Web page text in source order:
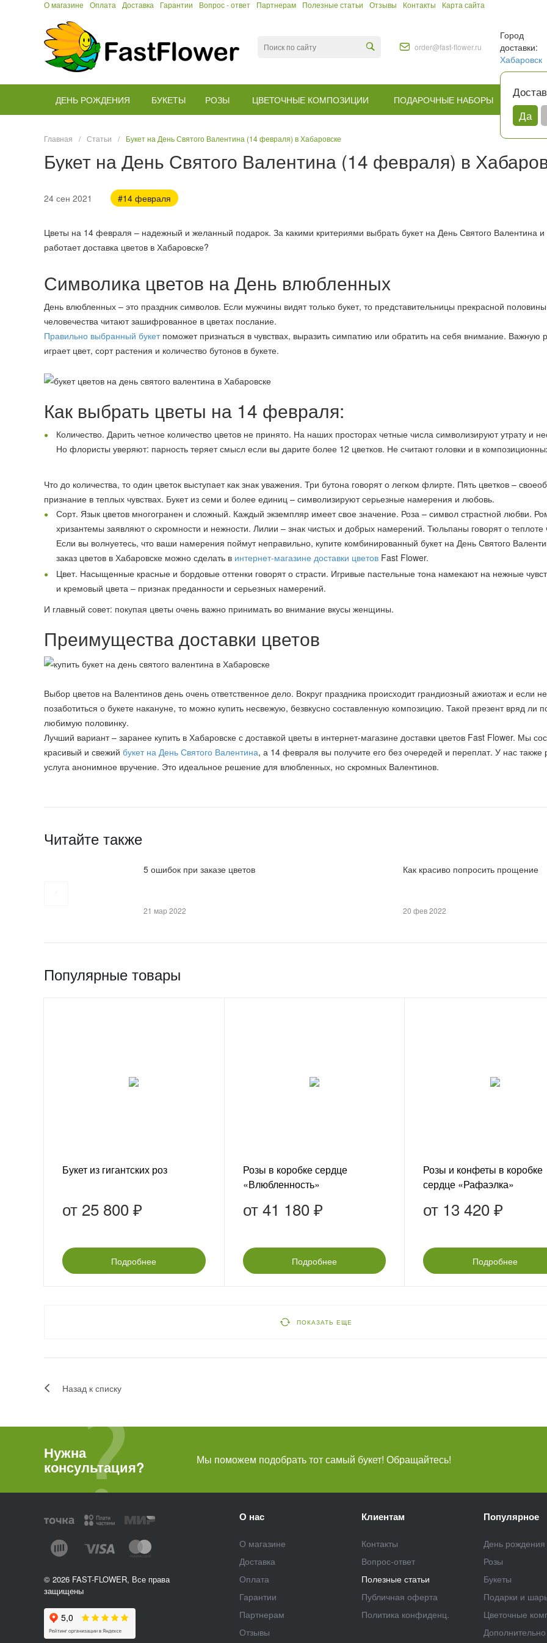
О магазине Оплата Доставка Гарантии Вопрос - ответ Партнерам Полезные статьи Отзывы Контакты Карта сайта
order@fast-flower.ru
Город
доставки:
Хабаровск
Да
ДЕНЬ РОЖДЕНИЯ БУКЕТЫ РОЗЫ ЦВЕТОЧНЫЕ КОМПОЗИЦИИ ПОДАРОЧНЫЕ НАБОРЫ КОМУ
Главная / Статьи / Букет на День Святого Валентина (14 февраля) в Хабаровске
Букет на День Святого Валентина (14 февраля) в
24 сен 2021 #14 февраля
Цветы на 14 февраля – надежный и желанный подарок. За какими критериями выбрать букет на День Святого Валентина и
работает доставка цветов в Хабаровске?
Символика цветов на День влюбленных
День влюбленных – это праздник символов. Если мужчины видят только букет, то представительницы прекрасной половины
человечества читают зашифрованное в цветах послание.
Правильно выбранный букетпоможет признаться в чувствах, выразить симпатию или обратить на себя внимание. Важную
играет цвет, сорт растения и количество бутонов в букете.
Как выбрать цветы на 14 февраля:
Количество. Дарить четное количество цветов не принято. На наших просторах четные числа символизируют утрату и
Но флористы уверяют: парность теряет смысл если вы дарите более 12 цветков. Не считают головки и в
Что до количества, то один цветок выступает как знак уважения. Три бутона говорят о легком флирте. Пять цветков –
признание в теплых чувствах. Букет из семи и более единиц – символизируют серьезные намерения и любовь.
Сорт. Язык цветов многогранен и сложный. Каждый экземпляр имеет свое значение. Роза – символ страстной любви.
хризантемы заявляют о скромности и нежности. Лилии – знак чистых и добрых намерений. Тюльпаны говорят о теплоте
Если вы волнуетесь, что ваши намерения поймут неправильно, купите комбинированный букет на День Святого
заказ цветов в Хабаровске можно сделать в интернет-магазине доставки цветов Fast Flower.
Цвет. Насыщенные красные и бордовые оттенки говорят о страсти. Игривые пастельные тона намекают на нежные
и кремовый цвета – признак преданности и серьезных намерений.
И главный совет: покупая цветы очень важно принимать во внимание вкусы женщины.
Преимущества доставки цветов
Выбор цветов на Валентинов день очень ответственное дело. Вокруг праздника происходит грандиозный ажиотаж и если не
позаботиться о букете накануне, то можно купить несвежую, безвкусно составленную композицию. Такой презент вряд ли
любимую половинку.
Лучший вариант – заранее купить в Хабаровске с доставкой цветы в интернет-магазине доставки цветов Fast Flower. Мы
красивый и свежий букет на День Святого Валентина, а 14 февраля вы получите его без очередей и переплат. У нас также
услуга анонимное вручение. Это идеальное решение для влюбленных, но скромных Валентинов.
Читайте также
5 ошибок при заказе цветов
21 мар 2022
Как красиво попросить прощение
20 фев 2022
Популярные товары
Букет из гигантских роз
от 25 800 ₽
Подробнее
Розы в коробке сердце
«Влюбленность»
от41 180 ₽
Подробнее
Розы и конфеты в коробке
сердце «Рафаэлка»
от 13 420 ₽
Подробнее
ПОКАЗАТЬ ЕЩЕ
Назад к списку
Нужна
консультация? Мы поможем подобрать тот самый букет! Обращайтесь!
© 2026 FAST-FLOWER, Все права
защищены
О нас
О магазине
Доставка
Оплата
Гарантии
Партнерам
Отзывы
Клиентам
Контакты
Вопрос-ответ
Полезные статьи
Публичная оферта
Политика конфиденц.
Популярное
День рождения
Розы
Букеты
Подарки и
Цветочные
Дополнительно